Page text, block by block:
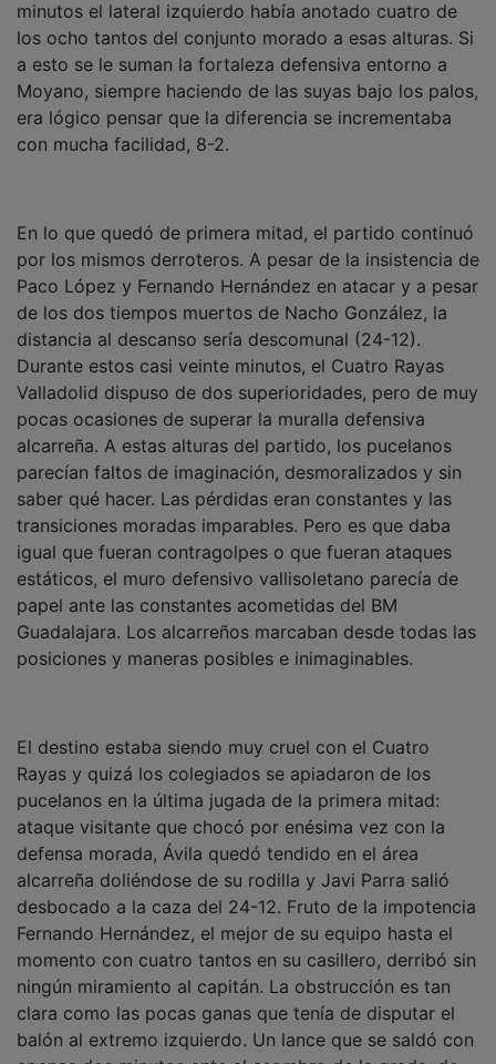
los ocho tantos del conjunto morado a esas alturas. Si
a esto se le suman la fortaleza defensiva entorno a
Moyano, siempre haciendo de las suyas bajo los palos,
era lógico pensar que la diferencia se incrementaba
con mucha facilidad, 8-2.
por los mismos derroteros. A pesar de la insistencia de
Paco López y Fernando Hernández en atacar y a pesar
de los dos tiempos muertos de Nacho González, la
distancia al descanso sería descomunal (24-12).
Durante estos casi veinte minutos, el Cuatro Rayas
Valladolid dispuso de dos superioridades, pero de muy
pocas ocasiones de superar la muralla defensiva
alcarreña. A estas alturas del partido, los pucelanos
parecían faltos de imaginación, desmoralizados y sin
saber qué hacer. Las pérdidas eran constantes y las
transiciones moradas imparables. Pero es que daba
igual que fueran contragolpes o que fueran ataques
estáticos, el muro defensivo vallisoletano parecía de
papel ante las constantes acometidas del BM
Guadalajara. Los alcarreños marcaban desde todas las
posiciones y maneras posibles e inimaginables.
Rayas y quizá los colegiados se apiadaron de los
pucelanos en la última jugada de la primera mitad:
ataque visitante que chocó por enésima vez con la
defensa morada, Ávila quedó tendido en el área
alcarreña doliéndose de su rodilla y Javi Parra salió
desbocado a la caza del 24-12. Fruto de la impotencia
Fernando Hernández, el mejor de su equipo hasta el
momento con cuatro tantos en su casillero, derribó sin
ningún miramiento al capitán. La obstrucción es tan
clara como las pocas ganas que tenía de disputar el
balón al extremo izquierdo. Un lance que se saldó con
apenas dos minutos ante el asombro de la grada, de